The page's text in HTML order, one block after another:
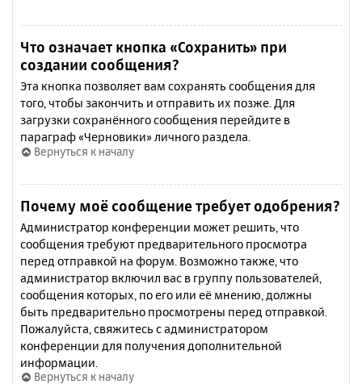
Что означает кнопка «Сохранить» при
создании сообщения?
Эта кнопка позволяет вам сохранять сообщения для
того, чтобы закончить и отправить их позже. Для
загрузки сохранённого сообщения перейдите в
параграф «Черновики» личного раздела.
Вернуться к началу
Почему моё сообщение требует одобрения?
Администратор конференции может решить, что
сообщения требуют предварительного просмотра
перед отправкой на форум. Возможно также, что
администратор включил вас в группу пользователей,
сообщения которых, по его или её мнению, должны
быть предварительно просмотрены перед отправкой.
Пожалуйста, свяжитесь с администратором
конференции для получения дополнительной
информации.
Вернуться к началу